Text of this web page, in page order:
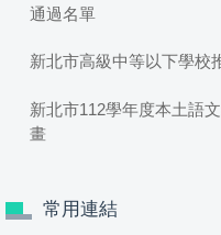
通過名單
新北市高級中等以下學校
新北市112學年度本土語
畫
常用連結